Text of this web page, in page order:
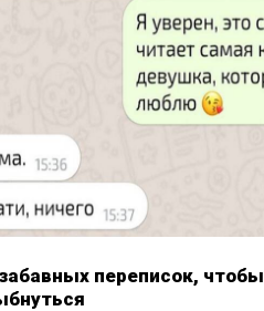
переписок, чтобы